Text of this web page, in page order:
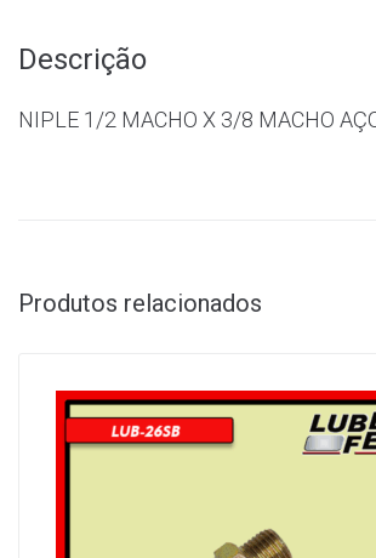
Descrição
NIPLE 1/2 MACHO X 3/8 MACHO
Produtos relacionados